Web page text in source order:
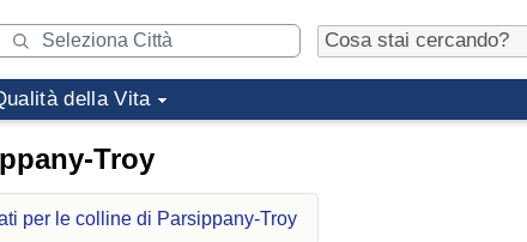
della Vita
Troy
per le colline di Parsippany-Troy